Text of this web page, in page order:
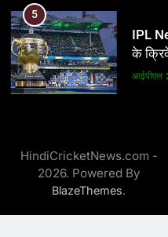
6
IPL
असली
आईपीएल
क्रिकेट
8
5
IPL
के
आईपीएल
असली
आईपीएल
HindiCricketNews.com -
2026. Powered By
BlazeThemes.